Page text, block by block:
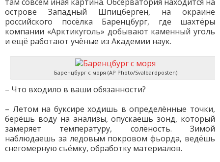
острове Западный Шпицберген, на окраине
российского посёлка Баренцбург, где шахтёры
компании «Арктикуголь» добывают каменный уголь
и ещё работают учёные из Академии наук.
Баренцбург с моря (AP Photo/Svalbardposten)
– Что входило в ваши обязанности?
– Летом на буксире ходишь в определённые точки,
берёшь воду на анализы, опускаешь зонд, который
замеряет температуру, солёность. Зимой
наблюдаешь за ледовым покровом фьорда, ведёшь
снегомерную съёмку, обработку материалов.